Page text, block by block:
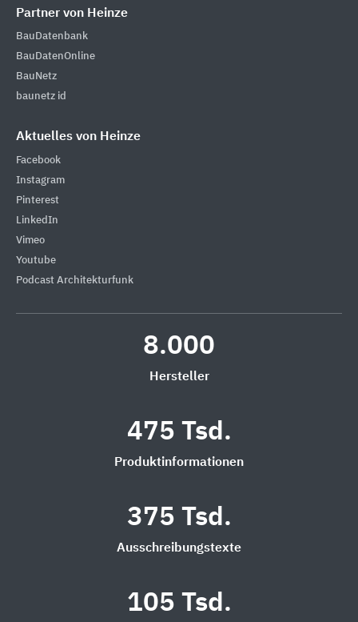
Partner von Heinze
BauDatenbank
BauDatenOnline
BauNetz
baunetz id
Aktuelles von Heinze
Facebook
Instagram
Pinterest
LinkedIn
Vimeo
Youtube
Podcast Architekturfunk
8.000
Hersteller
475 Tsd.
Produktinformationen
375 Tsd.
Ausschreibungstexte
105 Tsd.